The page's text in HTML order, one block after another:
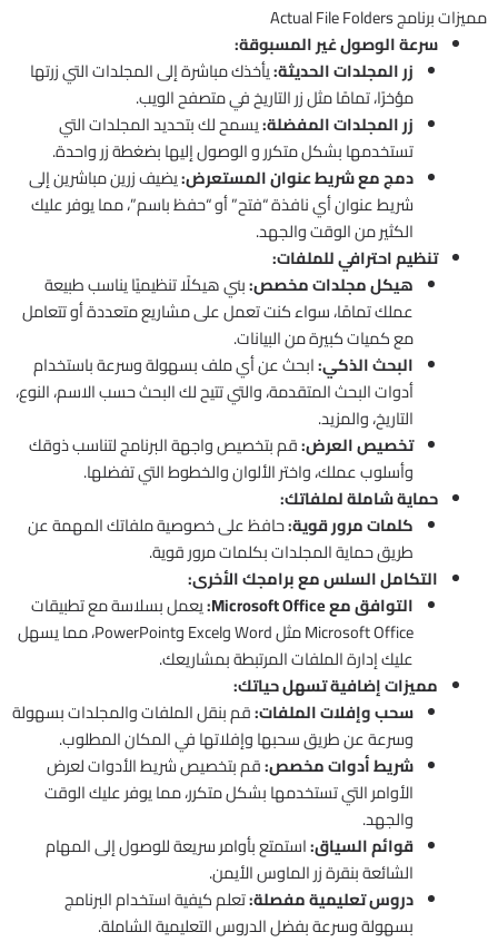
مميزات برنامج Actual File Folders
سرعة الوصول غير المسبوقة:
زر المجلدات الحديثة:يأخذك مباشرة إلى المجلدات التي زرتها
مؤخرًا، تمامًا مثل زر التاريخ في متصفح الويب.
زر المجلدات المفضلة:يسمح لك بتحديد المجلدات التي
تستخدمها بشكل متكرر و الوصول إليها بضغطة زر واحدة.
دمج مع شريط عنوان المستعرض:يضيف زرين مباشرين إلى
شريط عنوان أي نافذة “فتح” أو “حفظ باسم”، مما يوفر عليك
الكثير من الوقت والجهد.
تنظيم احترافي للملفات:
هيكل مجلدات مخصص:بني هيكلًا تنظيميًا يناسب طبيعة
عملك تمامًا، سواء كنت تعمل على مشاريع متعددة أو تتعامل
مع كميات كبيرة من البيانات.
البحث الذكي:ابحث عن أي ملف بسهولة وسرعة باستخدام
أدوات البحث المتقدمة، والتي تتيح لك البحث حسب الاسم، النوع،
التاريخ، والمزيد.
تخصيص العرض:قم بتخصيص واجهة البرنامج لتناسب ذوقك
وأسلوب عملك، واختر الألوان والخطوط التي تفضلها.
حماية شاملة لملفاتك:
كلمات مرور قوية:حافظ على خصوصية ملفاتك المهمة عن
طريق حماية المجلدات بكلمات مرور قوية.
التكامل السلس مع برامجك الأخرى:
التوافق مع Microsoft Office:
يعمل بسلاسة مع تطبيقات
Microsoft Office مثل Word وExcel وPowerPoint، مما يسهل
عليك إدارة الملفات المرتبطة بمشاريعك.
مميزات إضافية تسهل حياتك:
سحب وإفلات الملفات:قم بنقل الملفات والمجلدات بسهولة
وسرعة عن طريق سحبها وإفلاتها في المكان المطلوب.
شريط أدوات مخصص:قم بتخصيص شريط الأدوات لعرض
الأوامر التي تستخدمها بشكل متكرر، مما يوفر عليك الوقت
والجهد.
قوائم السياق:استمتع بأوامر سريعة للوصول إلى المهام
الشائعة بنقرة زر الماوس الأيمن.
دروس تعليمية مفصلة:تعلم كيفية استخدام البرنامج
بسهولة وسرعة بفضل الدروس التعليمية الشاملة.